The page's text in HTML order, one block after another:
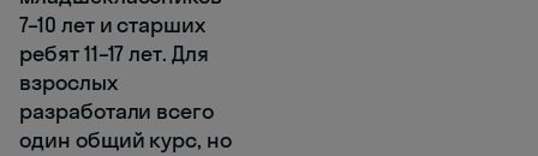
7–10 лет и старших
ребят 11–17 лет. Для
взрослых
разработали всего
один общий курс, но